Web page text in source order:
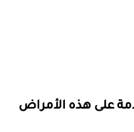
على هذه الأمراض